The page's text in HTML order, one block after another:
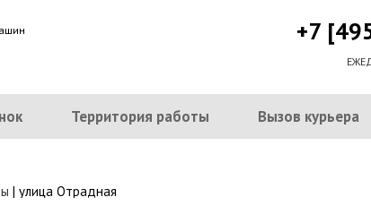
+7
Территория работы Вызов курьера
| улица Отрадная